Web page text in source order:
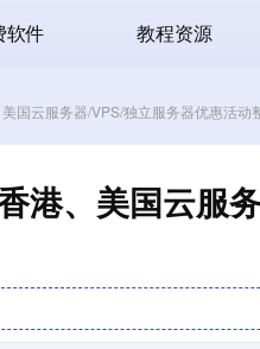
软件 教程资源
国云服务器/VPS/独立服务器优惠活动
港、美国云服